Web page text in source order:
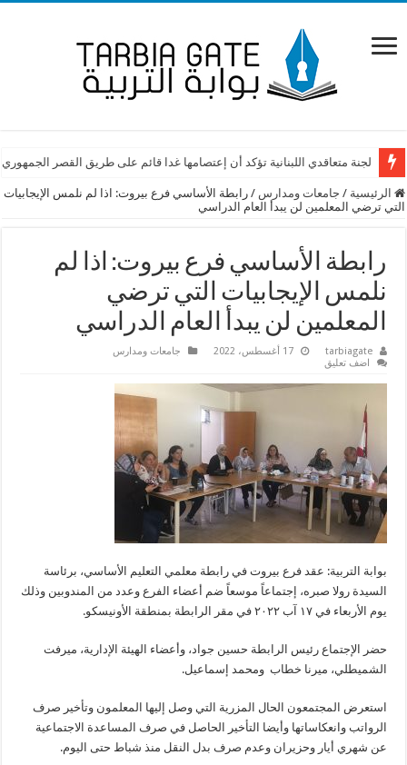
لجنة متعاقدي اللبنانية تؤكد أن إعتصامها غدا قائم على طريق القصر الجمهوري
الرئيسية / جامعات ومدارس / رابطة الأساسي فرع بيروت: اذا لم نلمس الإيجابيات
التي ترضي المعلمين لن يبدأ العام الدراسي
رابطة الأساسي فرع بيروت: اذا لم
نلمس الإيجابيات التي ترضي
المعلمين لن يبدأ العام الدراسي
tarbiagate 17 أغسطس، 2022
جامعات ومدارس
اضف تعليق
بوابة التربية: عقد فرع بيروت في رابطة معلمي التعليم الأساسي، برئاسة
السيدة رولا صبره، إجتماعاً موسعاً ضم أعضاء الفرع وعدد من المندوبين وذلك
يوم الأربعاء في ١٧ آب ٢٠٢٢ في مقر الرابطة بمنطقة الأونيسكو.
حضر الإجتماع رئيس الرابطة حسين جواد، وأعضاء الهيئة الإدارية، ميرفت
الشميطلي، ميرنا خطاب ومحمد إسماعيل.
استعرض المجتمعون الحال المزرية التي وصل إليها المعلمون وتأخير صرف
الرواتب وانعكاساتها وأيضا التأخير الحاصل في صرف المساعدة الاجتماعية
عن شهري أيار وحزيران وعدم صرف بدل النقل منذ شباط حتى اليوم.